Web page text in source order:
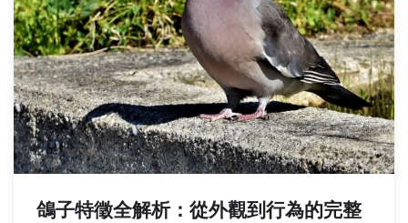
鴿子特徵全解析：從外觀到行為的完整